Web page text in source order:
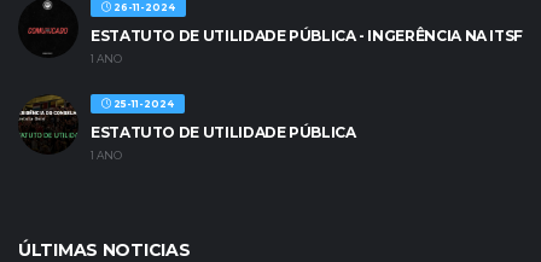
26-11-2024
ESTATUTO DE UTILIDADE PÚBLICA - INGERÊNCIA NA ITSF
1 ANO
25-11-2024
ESTATUTO DE UTILIDADE PÚBLICA
1 ANO
ÚLTIMAS NOTICIAS